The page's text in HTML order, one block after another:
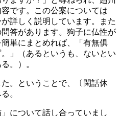
です。この公案については
詳しく説明しています。また
答があります。狗子に仏性が
単にまとめれば、「有無俱
」（あるというも、ないとい
。）。
。ということで、〔閑話休
。
について話し合っていまし